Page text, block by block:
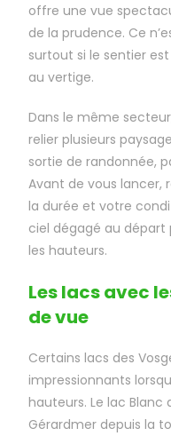
offre une vue
de la prudence. Ce
surtout si le sentier
au vertige.
Dans le même
relier plusieurs
sortie de randonnée,
Avant de vous lancer,
la durée et votre
ciel dégagé au
les hauteurs.
Les lacs avec
de vue
Certains lacs des
impressionnants
hauteurs. Le lac Blanc
Gérardmer depuis la